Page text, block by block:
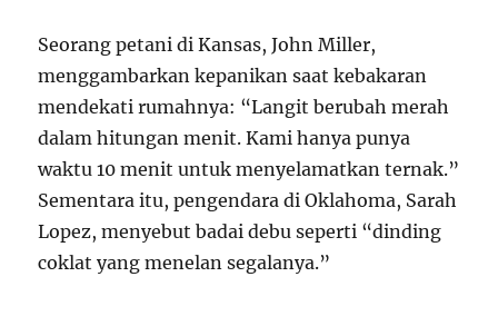
Seorang petani di Kansas, John Miller,
menggambarkan kepanikan saat kebakaran
mendekati rumahnya: “Langit berubah merah
dalam hitungan menit. Kami hanya punya
waktu 10 menit untuk menyelamatkan ternak.”
Sementara itu, pengendara di Oklahoma, Sarah
Lopez, menyebut badai debu seperti “dinding
coklat yang menelan segalanya.”